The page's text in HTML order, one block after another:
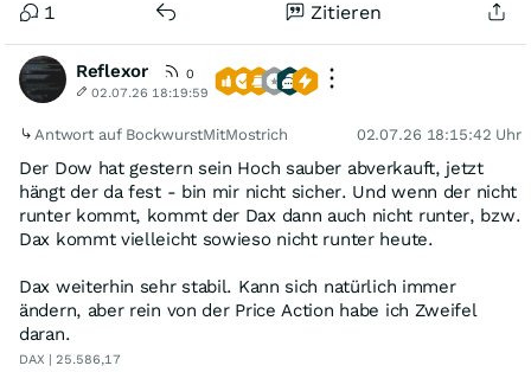
1 Zitieren
Reflexor
0
02.07.26 18:19:59
Antwort auf BockwurstMitMostrich 02.07.26 18:15:42 Uhr
Der Dow hat gestern sein Hoch sauber abverkauft, jetzt
hängt der da fest - bin mir nicht sicher. Und wenn der nicht
runter kommt, kommt der Dax dann auch nicht runter, bzw.
Dax kommt vielleicht sowieso nicht runter heute.
Dax weiterhin sehr stabil. Kann sich natürlich immer
ändern, aber rein von der Price Action habe ich Zweifel
daran.
DAX | 25.586,17